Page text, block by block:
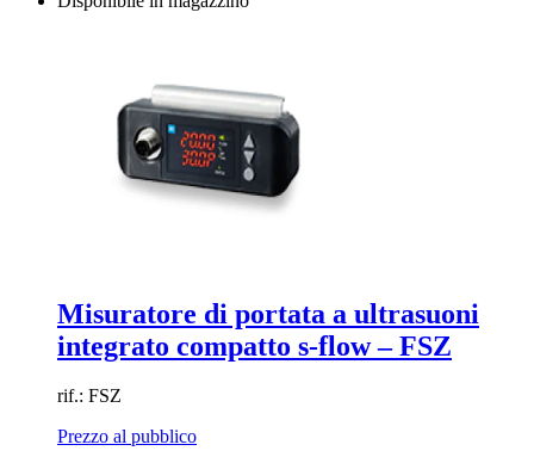
Misuratore di portata a ultrasuoni
integrato compatto s-flow – FSZ
rif.: FSZ
Prezzo al pubblico